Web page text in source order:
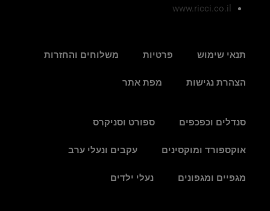
www.ricci.co.il
תנאי שימוש פרטיות משלוחים והחזרות
הצהרת נגישות מפת אתר
סנדלים וכפכפים ספורט וסניקרס
אוקספורד ומוקסינים עקבים ונעלי ערב
מגפיים ומגפונים נעלי ילדים